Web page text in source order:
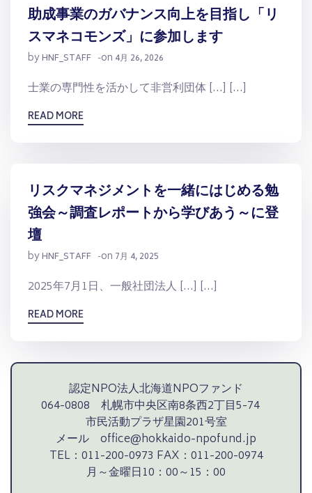
助成事業のガバナンス向上を目指し「リ
スマネコモンズ」に参加します
byHNF_STAFF -on 4月 26, 2026
士業の専門性を活かして非営利団体 […] […]
READ MORE
リスクマネジメントを一緒にはじめる勉
強会～調査レポートから学びあう～に登
壇
byHNF_STAFF -on 7月 4, 2025
2025年7月1日、一般社団法人 […] […]
READ MORE
認定NPO法人北海道NPOファンド
064-0808 札幌市中央区南8条西2丁目5-74
市民活動プラザ星園201号室
メール office@hokkaido-npofund.jp
TEL：011-200-0973 FAX：011-200-0974
月～金曜日10：00～15：00